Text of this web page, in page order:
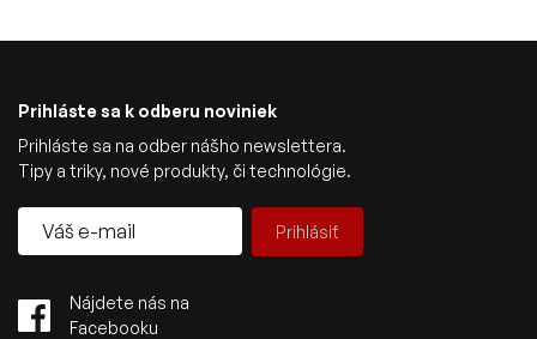
Prihláste sa k odberu noviniek
Prihláste sa na odber nášho newslettera.
Tipy a triky, nové produkty, či technológie.
Prihlásiť
Nájdete nás na
Facebooku